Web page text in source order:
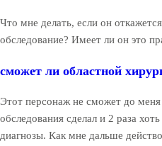
Что мне делать, если он
обследование? Имеет ли он это
сможет ли областной
Этот персонаж не сможет до
обследования сделал и 2 раза
диагнозы. Как мне дальше